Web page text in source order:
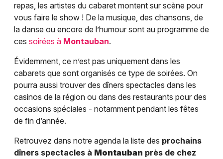
repas, les artistes du cabaret montent sur scène pour
vous faire le show ! De la musique, des chansons, de
la danse ou encore de l’humour sont au programme de
ces soirées à Montauban.
Évidemment, ce n’est pas uniquement dans les
cabarets que sont organisés ce type de soirées. On
pourra aussi trouver des dîners spectacles dans les
casinos de la région ou dans des restaurants pour des
occasions spéciales - notamment pendant les fêtes
de fin d’année.
Retrouvez dans notre agenda la liste des prochains
dîners spectacles à Montauban près de chez